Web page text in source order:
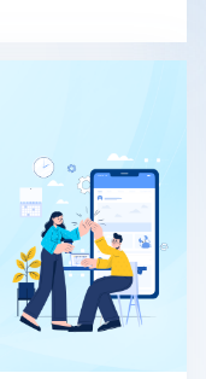
要があります。
プを作成し、ユー
ーズなユーザー体
ゴのテクノロジ
ドを把握し続ける
するために重要で
デザイナーの給与
くナビゲートし、
。これらの分野で
活気あるテクノロ
ができます。 3.組
スデザイン シカゴ
ムのUXとインタ
に対処し、緩和戦
きます。 2.5．よ
ことを保証しま
理し、持続可能な
グ開発のための
ド管理 ハザードの
MOCソフトウェ
ートします。これ
実施し、管理策を
することができ、
低減することがで
化 MOCソフトウ
し、安全基準への
者のスキル不足による
ニーズに基づいて編成さ
れる 開発チームのアウ
スト削減とROIの改善
全体のコストを大幅に
など、自社開発に伴う
コストが不要：従来の
ができます。開発チー
います。 柔軟な価格設
モデルをお選びくださ
デル、固定価格モデル、
使用したリソースに対
によるコスト削減はこ
活動から解放すること
プロジェクトに振り向
専門知識を簡単に ITの
タプログラミングをア
のような専門的なサー
らかです。プログラミン
家にアクセスできま
ための効果的な戦略と
由は？メリットと考慮
ができます。 アウトソ
ピュータプログラミン
ビスとしても知られて
ると、ソフトウェアの
用できます。これによ
ができます。プログラ
通りです。 1.1.費用対
コーディングを選択す
ログラミング人材を活用
し、必要に応じてリソ
ができます。 1.2.熟練